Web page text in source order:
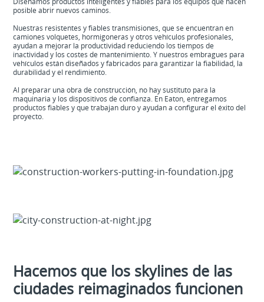
posible abrir nuevos caminos.
Nuestras resistentes y fiables transmisiones, que se encuentran en
camiones volquetes, hormigoneras y otros vehículos profesionales,
ayudan a mejorar la productividad reduciendo los tiempos de
inactividad y los costes de mantenimiento. Y nuestros embragues para
vehículos están diseñados y fabricados para garantizar la fiabilidad, la
durabilidad y el rendimiento.
Al preparar una obra de construcción, no hay sustituto para la
maquinaria y los dispositivos de confianza. En Eaton, entregamos
productos fiables y que trabajan duro y ayudan a configurar el éxito del
proyecto.
Hacemos que los skylines de las
ciudades reimaginados funcionen